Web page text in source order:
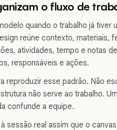
o fluxo de
quando o trabalho já
reúne contexto, materiais,
atividades, tempo e notas
responsáveis e ações.
reproduzir esse padrão. Não
não serve ao trabalho.
confunde a equipe.
sessão real assim que o